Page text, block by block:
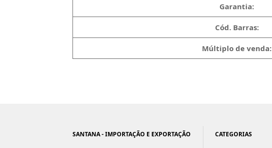
Garantia:
Cód. Barras:
Múltiplo de venda:
SANTANA - IMPORTAÇÃO E EXPORTAÇÃO CATEGORIAS